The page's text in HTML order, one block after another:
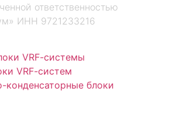
ответственностью
ИНН 9721233216
VRF-cистемы
VRF-cистем
конденсаторные блоки